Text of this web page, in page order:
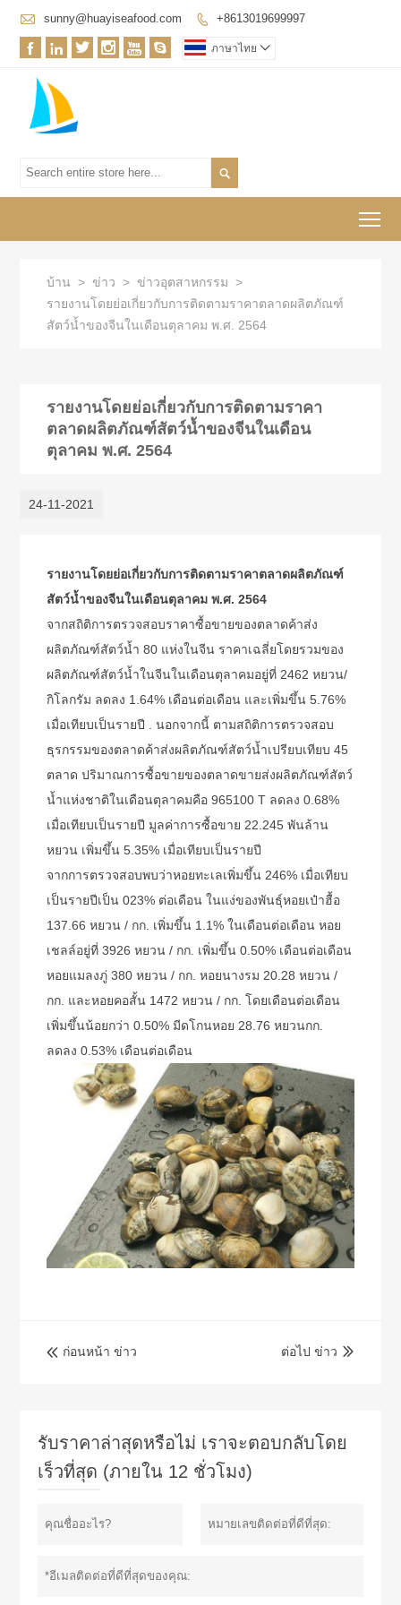
 sunny@huayiseafood.com  +8613019699997
      ภาษาไทย 

บ้าน > ข่าว > ข่าวอุตสาหกรรม >
รายงานโดยย่อเกี่ยวกับการติดตามราคาตลาดผลิตภัณฑ์
สัตว์น้ำของจีนในเดือนตุลาคม พ.ศ. 2564
รายงานโดยย่อเกี่ยวกับการติดตามราคา
ตลาดผลิตภัณฑ์สัตว์น้ำของจีนในเดือน
ตุลาคม พ.ศ. 2564
24-11-2021
รายงานโดยย่อเกี่ยวกับการติดตามราคาตลาดผลิตภัณฑ์
สัตว์น้ำของจีนในเดือนตุลาคม พ.ศ. 2564
จากสถิติการตรวจสอบราคาซื้อขายของตลาดค้าส่ง
ผลิตภัณฑ์สัตว์น้ำ 80 แห่งในจีน ราคาเฉลี่ยโดยรวมของ
ผลิตภัณฑ์สัตว์น้ำในจีนในเดือนตุลาคมอยู่ที่ 2462 หยวน/
กิโลกรัม ลดลง 1.64% เดือนต่อเดือน และเพิ่มขึ้น 5.76%
เมื่อเทียบเป็นรายปี . นอกจากนี้ ตามสถิติการตรวจสอบ
ธุรกรรมของตลาดค้าส่งผลิตภัณฑ์สัตว์น้ำเปรียบเทียบ 45
ตลาด ปริมาณการซื้อขายของตลาดขายส่งผลิตภัณฑ์สัตว์
น้ำแห่งชาติในเดือนตุลาคมคือ 965100 T ลดลง 0.68%
เมื่อเทียบเป็นรายปี มูลค่าการซื้อขาย 22.245 พันล้าน
หยวน เพิ่มขึ้น 5.35% เมื่อเทียบเป็นรายปี
จากการตรวจสอบพบว่าหอยทะเลเพิ่มขึ้น 246% เมื่อเทียบ
เป็นรายปีเป็น 023% ต่อเดือน ในแง่ของพันธุ์หอยเป๋าฮื้อ
137.66 หยวน / กก. เพิ่มขึ้น 1.1% ในเดือนต่อเดือน หอย
เชลล์อยู่ที่ 3926 หยวน / กก. เพิ่มขึ้น 0.50% เดือนต่อเดือน
หอยแมลงภู่ 380 หยวน / กก. หอยนางรม 20.28 หยวน /
กก. และหอยคอสั้น 1472 หยวน / กก. โดยเดือนต่อเดือน
เพิ่มขึ้นน้อยกว่า 0.50% มีดโกนหอย 28.76 หยวนกก.
ลดลง 0.53% เดือนต่อเดือน
 ก่อนหน้า ข่าว 
ต่อไป ข่าว
รับราคาล่าสุดหรือไม่ เราจะตอบกลับโดย
เร็วที่สุด (ภายใน 12 ชั่วโมง)